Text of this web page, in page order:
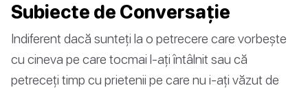
Subiecte de Conversație
Indiferent dacă sunteți la o petrecere care vorbește
cu cineva pe care tocmai l-ați întâlnit sau că
petreceți timp cu prietenii pe care nu i-ați văzut de